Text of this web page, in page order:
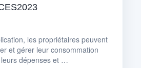
les propriétaires peuvent
et gérer leur consommation
leurs dépenses et …